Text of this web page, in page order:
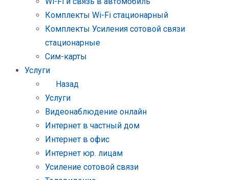
Комплекты Wi-Fi стационарный
Комплекты Усиления сотовой связи
стационарные
Сим-карты
Услуги
Назад
Услуги
Видеонаблюдение онлайн
Интернет в частный дом
Интернет в офис
Интернет юр. лицам
Усиление сотовой связи